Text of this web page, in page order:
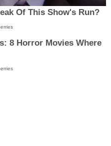
Of This Show's Run?
8 Horror Movies Where